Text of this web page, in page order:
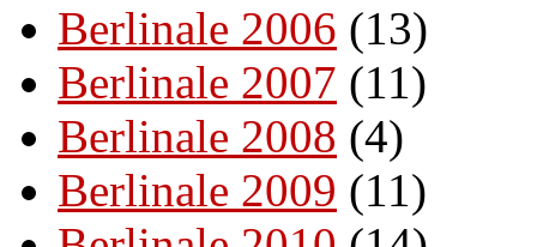
Berlinale 2006 (13)
Berlinale 2007 (11)
Berlinale 2008 (4)
Berlinale 2009 (11)